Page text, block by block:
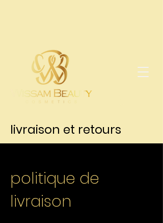
livraison et retours
politique de
livraison